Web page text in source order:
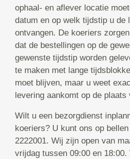
ophaal- en aflever locatie
datum en op welk tijdstip u de
ontvangen. De koeriers
dat de bestellingen op de
gewenste tijdstip worden
te maken met lange
moet blijven, maar u weet
levering aankomt op de
Wilt u een bezorgdienst
koeriers? U kunt ons op
2222001. Wij zijn open van
vrijdag tussen 09:00 en